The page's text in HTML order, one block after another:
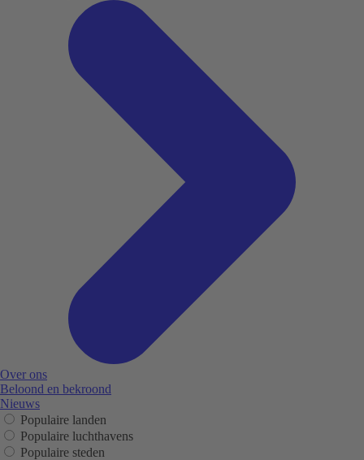
Over ons
Beloond en bekroond
Nieuws
Populaire landen
Populaire luchthavens
Populaire steden